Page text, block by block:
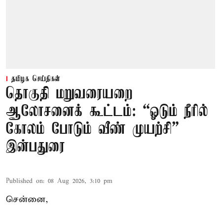
தமிழக செய்திகள்
தொகுதி மறுவரையறை
ஆலோசனைக் கூட்டம்: “ஓடும் நீரில்
கோலம் போடும் வீண் முயற்சி” –
இன்பதுரை
Published on: 08 Aug 2026, 3:10 pm
சென்னை,